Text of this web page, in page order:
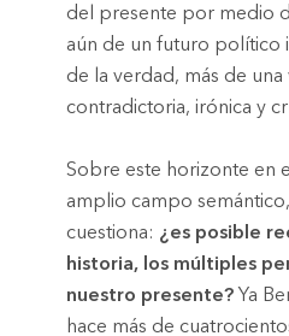
del presente por medio
aún de un futuro político
de la verdad, más de
contradictoria, irónica y
Sobre este horizonte en
amplio campo
cuestiona: ¿es posible
historia, los múltiples
nuestro presente?Ya
hace más de